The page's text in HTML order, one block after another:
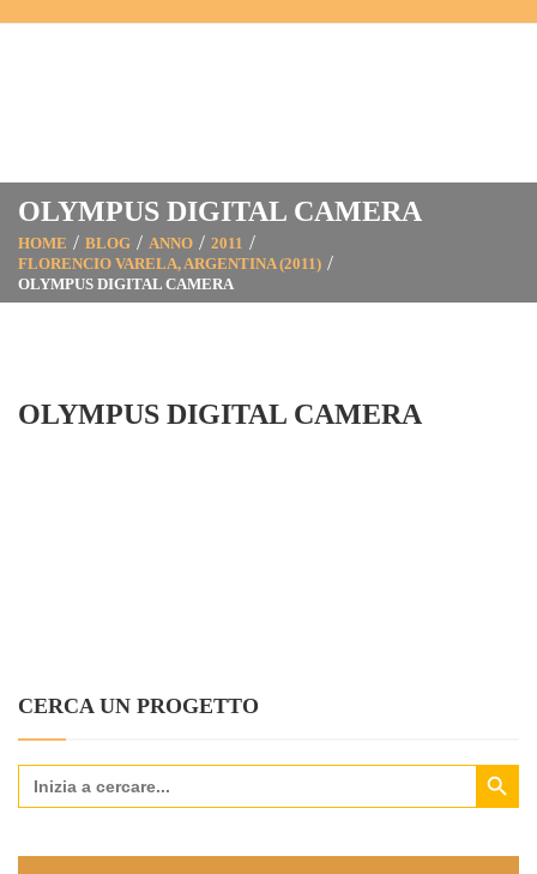
OLYMPUS DIGITAL CAMERA
HOME BLOG ANNO
2011
FLORENCIO VARELA, ARGENTINA (2011)
OLYMPUS DIGITAL CAMERA
OLYMPUS DIGITAL CAMERA
CERCA UN PROGETTO
Search
for:
Search Button